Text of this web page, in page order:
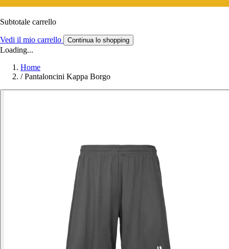
Subtotale carrello
Vedi il mio carrello Continua lo shopping
Loading...
Home
/ Pantaloncini Kappa Borgo